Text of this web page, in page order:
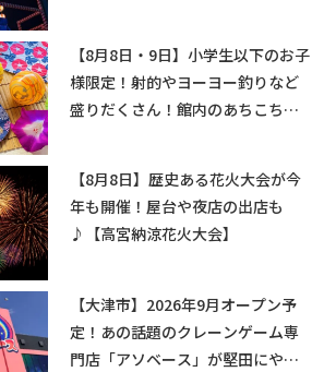
【8月8日・9日】小学生以下のお子
様限定！射的やヨーヨー釣りなど
盛りだくさん！館内のあちこちに
【8月8日】歴史ある花火大会が今
年も開催！屋台や夜店の出店も
♪【高宮納涼花火大会】
【大津市】2026年9月オープン予
定！あの話題のクレーンゲーム専
門店「アソベース」が堅田にやっ